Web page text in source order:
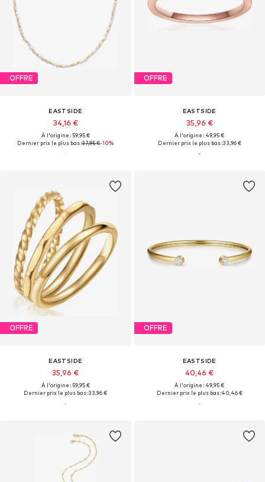
OFFRE
EASTSIDE
34,16 €
À l'origine : 59,95 €
Dernier prix le plus bas :37,95 €-10%
OFFRE
EASTSIDE
35,96 €
À l'origine : 49,95 €
Dernier prix le plus bas :33,96 €
OFFRE
EASTSIDE
35,96 €
À l'origine : 59,95 €
Dernier prix le plus bas :33,96 €
OFFRE
EASTSIDE
40,46 €
À l'origine : 49,95 €
Dernier prix le plus bas :40,46 €